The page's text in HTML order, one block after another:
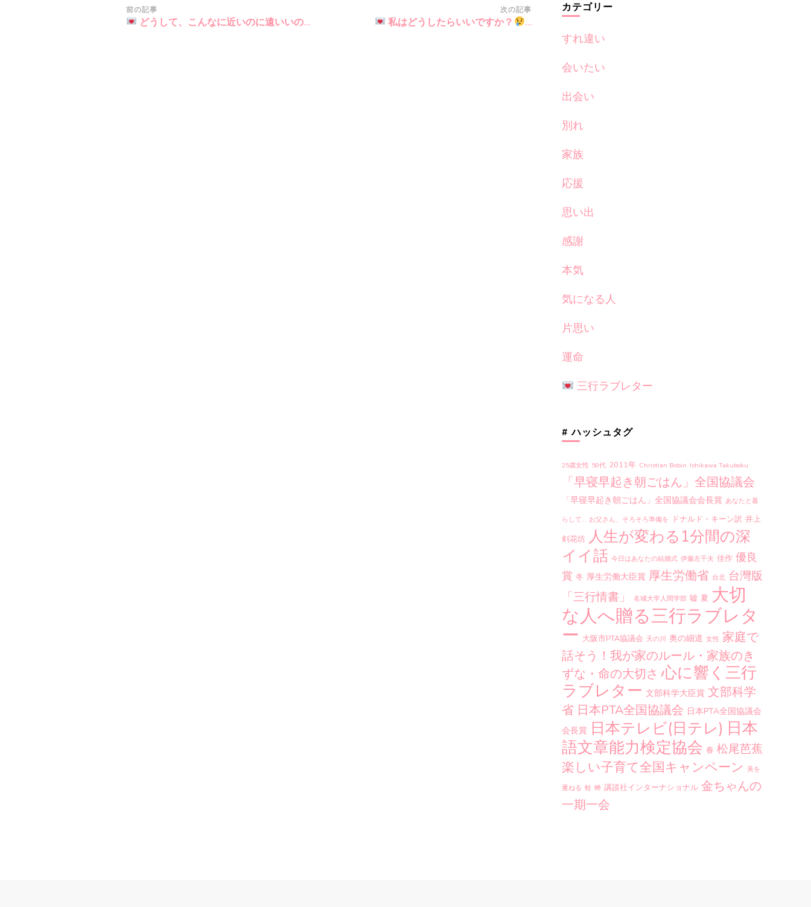
投
稿
前の記事
どうして、こんなに近いのに遠いいの…
次の記事
私はどうしたらいいですか？ …
カテゴリー
すれ違い
会いたい
出会い
別れ
家族
応援
思い出
感謝
本気
気になる人
片思い
運命
三行ラブレター
# ハッシュタグ
25歳女性 50代 2011年 Christian Bobin Ishikawa Takuboku
「早寝早起き朝ごはん」全国協議会
「早寝早起き朝ごはん」全国協議会会長賞 あなたと暮
らして… お父さん、そろそろ準備を ドナルド・キーン訳 井上
剣花坊 人生が変わる1分間の深
イイ話 今日はあなたの結婚式 伊藤左千夫 佳作 優良
賞 冬 厚生労働大臣賞 厚生労働省 台北 台灣版
「三行情書」
名城大学人間学部 嘘 夏 大切
な人へ贈る三行ラブレタ
ー 大阪市PTA協議会 天の川 奥の細道 女性 家庭で
話そう！我が家のルール・家族のき
ずな・命の大切さ 心に響く三行
ラブレター 文部科学大臣賞 文部科学
省 日本PTA全国協議会 日本PTA全国協議会
会長賞 日本テレビ(日テレ) 日本
語文章能力検定協会 春 松尾芭蕉
楽しい子育て全国キャンペーン 美を
重ねる 蛙 蝉 講談社インターナショナル 金ちゃんの
一期一会